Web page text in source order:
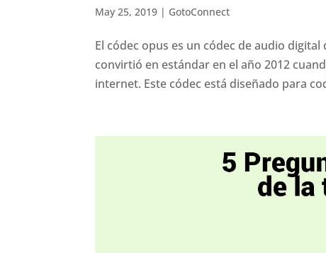
May 25, 2019 | GotoConnect
El códec opus es un códec de audio
convirtió en estándar en el año 2012
internet. Este códec está diseñado para